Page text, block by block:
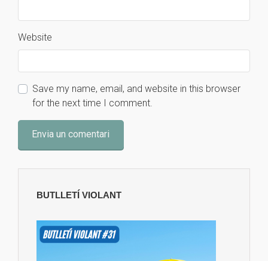
Website
Save my name, email, and website in this browser
for the next time I comment.
BUTLLETÍ VIOLANT